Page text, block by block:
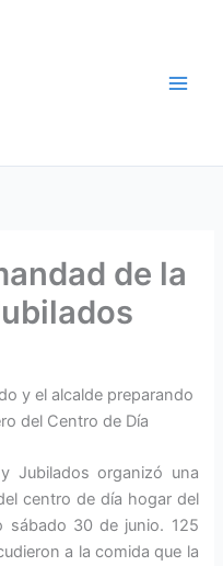
de la
y el alcalde preparando
del Centro de Día
Jubilados organizó una
centro de día hogar del
sábado 30 de junio. 125
a la comida que la